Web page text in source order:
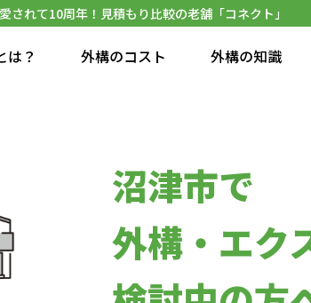
されて10周年！見積もり比較の老舗「コネクト」
は？ 外構のコスト 外構の知識
沼津市で
外構・エク